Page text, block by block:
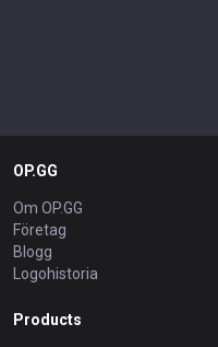
OP.GG
Om OP.GG
Företag
Blogg
Logohistoria
Products